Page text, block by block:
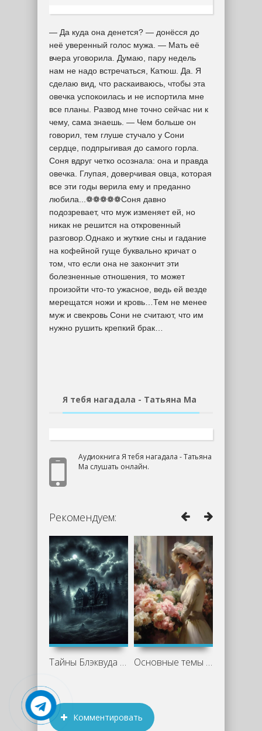
— Да куда она денется? — донёсся до
неё уверенный голос мужа. — Мать её
вчера уговорила. Думаю, пару недель
нам не надо встречаться, Катюш. Да. Я
сделаю вид, что раскаиваюсь, чтобы эта
овечка успокоилась и не испортила мне
все планы. Развод мне точно сейчас ни к
чему, сама знаешь. — Чем больше он
говорил, тем глуше стучало у Сони
сердце, подпрыгивая до самого горла.
Соня вдруг четко осознала: она и правда
овечка. Глупая, доверчивая овца, которая
все эти годы верила ему и преданно
любила...❁❁❁❁❁Соня давно
подозревает, что муж изменяет ей, но
никак не решится на откровенный
разговор.Однако и жуткие сны и гадание
на кофейной гуще буквально кричат о
том, что если она не закончит эти
болезненные отношения, то может
произойти что-то ужасное, ведь ей везде
мерещатся ножи и кровь…Тем не менее
муж и свекровь Сони не считают, что им
нужно рушить крепкий брак…
Я тебя нагадала - Татьяна Ма
Аудиокнига Я тебя нагадала - Татьяна
Ма слушать онлайн.
Рекомендуем:
Тайны Блэквуда 8 (Сборник) Основные темы и персонажи «Недоросля»
Комментировать